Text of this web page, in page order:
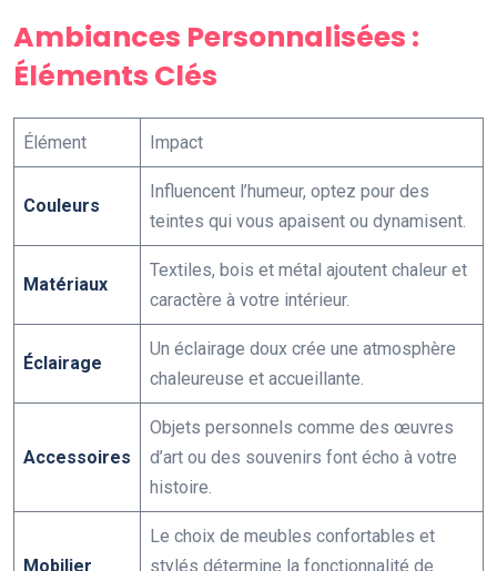
Ambiances Personnalisées :
Éléments Clés
Élément Impact
Couleurs
Influencent l’humeur, optez pour des
teintes qui vous apaisent ou dynamisent.
Matériaux
Textiles, bois et métal ajoutent chaleur et
caractère à votre intérieur.
Éclairage
Un éclairage doux crée une atmosphère
chaleureuse et accueillante.
Accessoires
Objets personnels comme des œuvres
d’art ou des souvenirs font écho à votre
histoire.
Mobilier
Le choix de meubles confortables et
stylés détermine la fonctionnalité de